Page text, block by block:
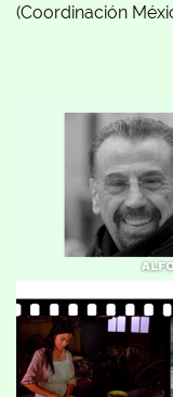
(Coordinación